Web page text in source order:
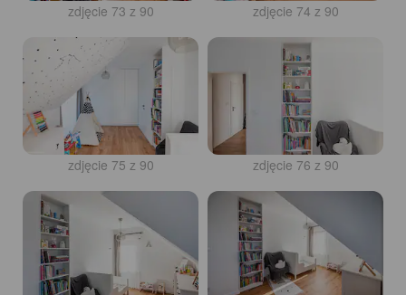
zdjęcie 73 z 90 zdjęcie 74 z 90
zdjęcie 75 z 90 zdjęcie 76 z 90